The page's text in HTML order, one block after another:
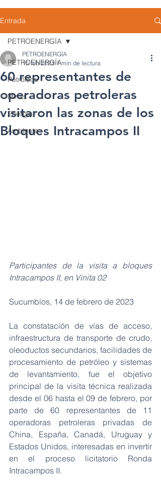
Entrada
PETROENERGÍA
Petróleos
Minas
Energía
Ambiente
PETROENERGÍA
60 representantes de
operadoras petroleras
visitaron las zonas de los
Bloques Intracampos II
PETROENERGÍA
15 feb 2023 1 min de lectura
Participantes de la visita a bloques
Intracampos II, en Vinita 02
Sucumbíos, 14 de febrero de 2023
La constatación de vías de acceso,
infraestructura de transporte de crudo,
oleoductos secundarios, facilidades de
procesamiento de petróleo y sistemas
de levantamiento, fue el objetivo
principal de la visita técnica realizada
desde el 06 hasta el 09 de febrero, por
parte de 60 representantes de 11
operadoras petroleras privadas de
China, España, Canadá, Uruguay y
Estados Unidos, interesadas en invertir
en el proceso licitatorio Ronda
Intracampos II.